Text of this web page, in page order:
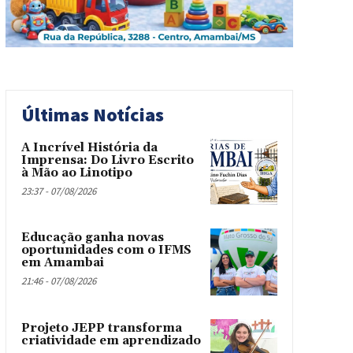
Últimas Notícias
A Incrível História da
Imprensa: Do Livro Escrito
à Mão ao Linotipo
23:37 - 07/08/2026
Educação ganha novas
oportunidades com o IFMS
em Amambai
21:46 - 07/08/2026
Projeto JEPP transforma
criatividade em aprendizado